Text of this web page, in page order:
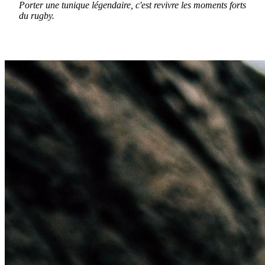
Porter une tunique légendaire, c'est revivre les moments forts
du rugby.